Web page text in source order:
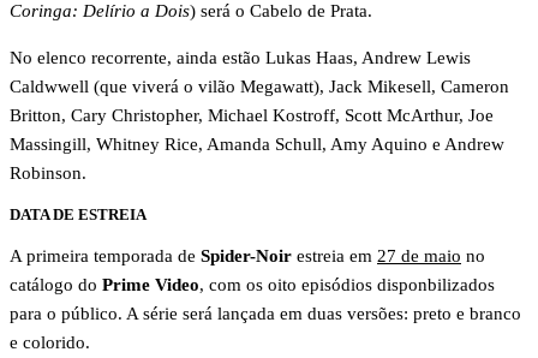
Coringa: Delírio a Dois) será o Cabelo de Prata.
No elenco recorrente, ainda estão Lukas Haas, Andrew Lewis
Caldwwell (que viverá o vilão Megawatt), Jack Mikesell, Cameron
Britton, Cary Christopher, Michael Kostroff, Scott McArthur, Joe
Massingill, Whitney Rice, Amanda Schull, Amy Aquino e Andrew
Robinson.
DATA DE ESTREIA
A primeira temporada de Spider-Noir estreia em 27 de maio no
catálogo do Prime Video, com os oito episódios disponbilizados
para o público. A série será lançada em duas versões: preto e branco
e colorido.